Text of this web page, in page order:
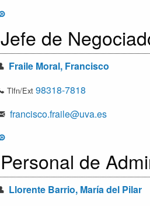
Jefe de
Fraile Moral, Francisco
Tlfn/Ext 98318-7818
francisco.fraile@uva.es
Personal de
Llorente Barrio, María del Pilar